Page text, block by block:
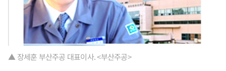
▲ 장세훈 부산주공 대표이사. <부산주공>